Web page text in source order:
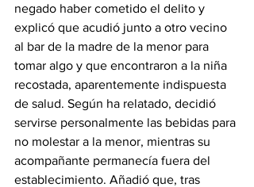
negado haber cometido el delito y
explicó que acudió junto a otro vecino
al bar de la madre de la menor para
tomar algo y que encontraron a la niña
recostada, aparentemente indispuesta
de salud. Según ha relatado, decidió
servirse personalmente las bebidas para
no molestar a la menor, mientras su
acompañante permanecía fuera del
establecimiento. Añadió que, tras